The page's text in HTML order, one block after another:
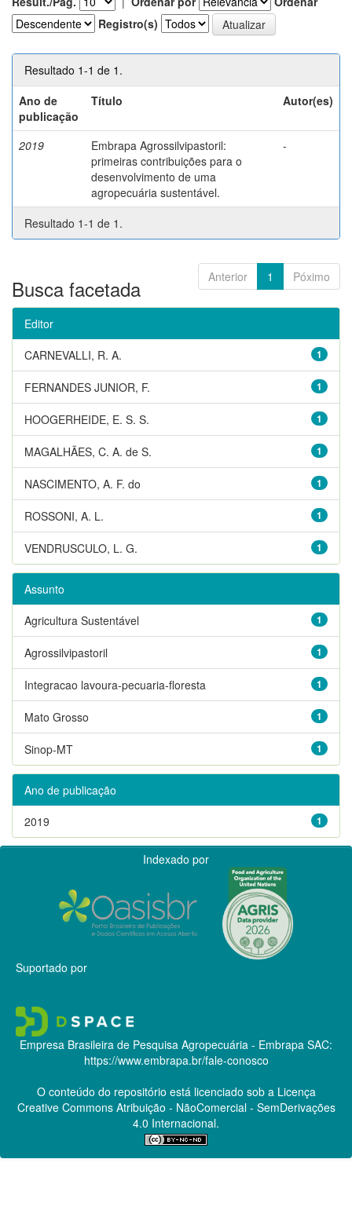
Registro(s)
Resultado 1-1 de 1.
Ano de
publicação
Título Autor(es)
2019
Embrapa Agrossilvipastoril:
primeiras contribuições para o
desenvolvimento de uma
agropecuária sustentável.
-
Resultado 1-1 de 1.
Anterior 1 Póximo
Busca facetada
Editor
1
CARNEVALLI, R. A.
1
FERNANDES JUNIOR, F.
1
HOOGERHEIDE, E. S. S.
1
MAGALHÃES, C. A. de S.
1
NASCIMENTO, A. F. do
1
ROSSONI, A. L.
1
VENDRUSCULO, L. G.
Assunto
1
Agricultura Sustentável
1
Agrossilvipastoril
1
Integracao lavoura-pecuaria-floresta
1
Mato Grosso
1
Sinop-MT
Ano de publicação
1
2019
Indexado por
Suportado por
Empresa Brasileira de Pesquisa Agropecuária - Embrapa SAC:
https://www.embrapa.br/fale-conosco
O conteúdo do repositório está licenciado sob a Licença
Creative CommonsAtribuição - NãoComercial - SemDerivações
4.0 Internacional.